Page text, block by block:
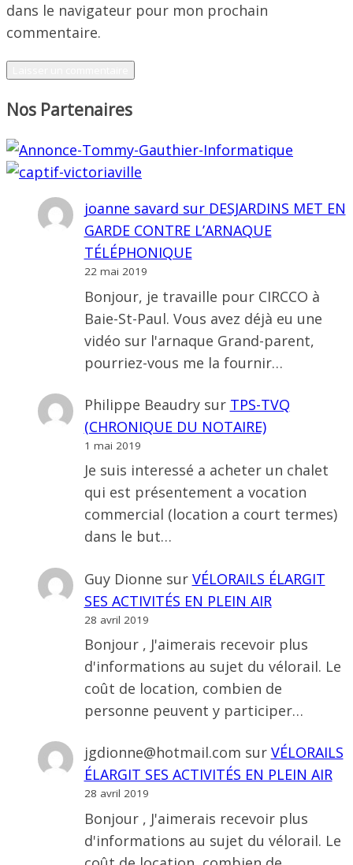
dans le navigateur pour mon prochain
commentaire.
Nos Partenaires
joanne savard sur DESJARDINS MET EN
GARDE CONTRE L’ARNAQUE
TÉLÉPHONIQUE
22 mai 2019
Bonjour, je travaille pour CIRCCO à
Baie-St-Paul. Vous avez déjà eu une
vidéo sur l'arnaque Grand-parent,
pourriez-vous me la fournir…
Philippe Beaudrysur TPS-TVQ
(CHRONIQUE DU NOTAIRE)
1 mai 2019
Je suis interessé a acheter un chalet
qui est présentement a vocation
commercial (location a court termes)
dans le but…
Guy Dionne sur VÉLORAILS ÉLARGIT
SES ACTIVITÉS EN PLEIN AIR
28 avril 2019
Bonjour , J'aimerais recevoir plus
d'informations au sujet du vélorail. Le
coût de location, combien de
personne peuvent y participer…
jgdionne@hotmail.com sur VÉLORAILS
ÉLARGIT SES ACTIVITÉS EN PLEIN AIR
28 avril 2019
Bonjour , J'aimerais recevoir plus
d'informations au sujet du vélorail. Le